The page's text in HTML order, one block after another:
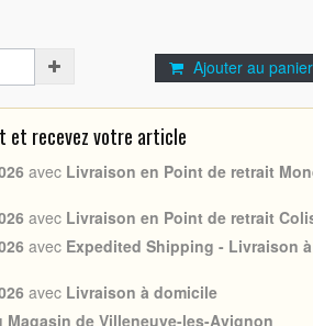
Ajouter au panier
et recevez votre article
avec Livraison en Point de retrait
avec Livraison en Point de retrait
avec Expedited Shipping - Livraison à
avec Livraison à domicile
Magasin de Villeneuve-les-Avignon